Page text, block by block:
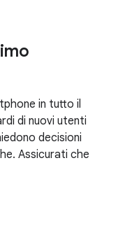
in tutto il
di nuovi utenti
decisioni
Assicurati che